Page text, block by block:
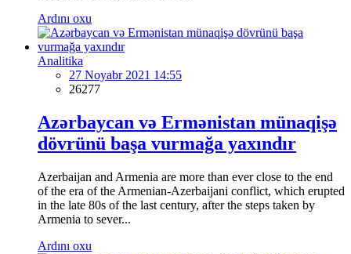
Ardını oxu
Analitika
27 Noyabr 2021 14:55
26277
Azərbaycan və Ermənistan münaqişə
dövrünü başa vurmağa yaxındır
Azerbaijan and Armenia are more than ever close to the end
of the era of the Armenian-Azerbaijani conflict, which erupted
in the late 80s of the last century, after the steps taken by
Armenia to sever...
Ardını oxu